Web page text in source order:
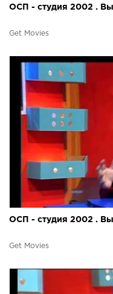
ОСП - студия 2002 .
Get Movies
ОСП - студия 2002 .
Get Movies